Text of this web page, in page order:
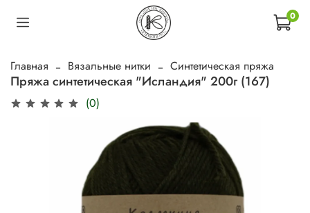
0
Главная Вязальные нитки Синтетическая пряжа
Пряжа синтетическая "Исландия" 200г (167)
(0)